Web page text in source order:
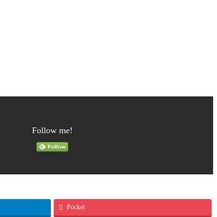
Follow me!
Pocket